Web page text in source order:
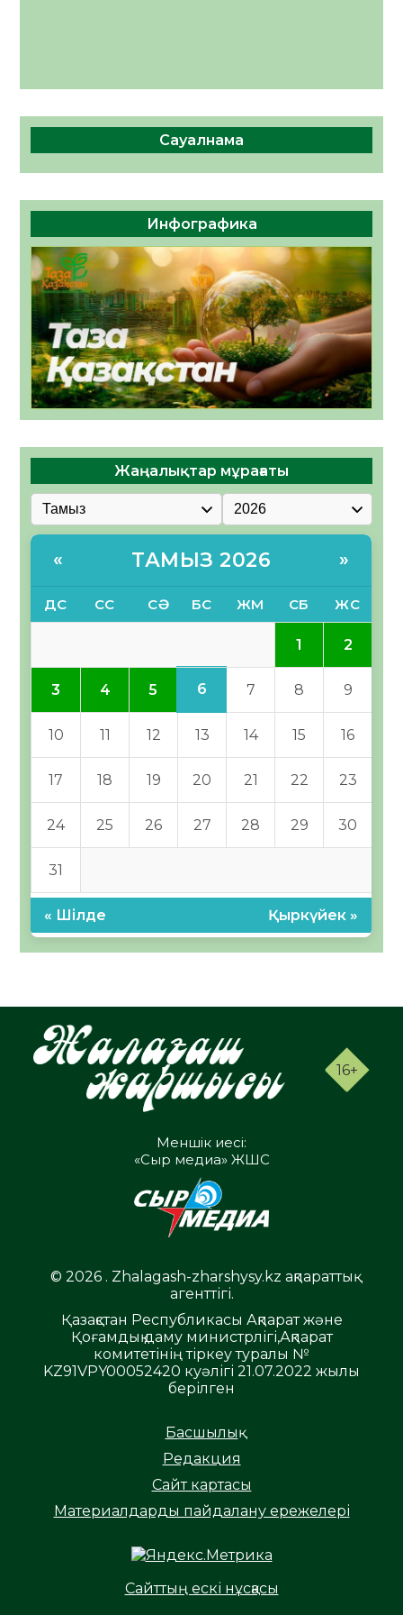
Сауалнама
Инфографика
Жаңалықтар мұрағаты
« ТАМЫЗ 2026 »
ДС СС СӘ БС ЖМ СБ ЖС
1 2
3 4 5 6 7 8 9
10 11 12 13 14 15 16
17 18 19 20 21 22 23
24 25 26 27 28 29 30
31
« Шілде Қыркүйек »
16+
Меншік иесі:
«Сыр медиа» ЖШС
© 2026 . Zhalagash-zharshysy.kz ақпараттық
агенттігі.
Қазақстан Республикасы Ақпарат және
Қоғамдық даму министрлігі,Ақпарат
комитетінің тіркеу туралы №
KZ91VPY00052420 куәлігі 21.07.2022 жылы
берілген
Басшылық
Редакция
Сайт картасы
Материалдарды пайдалану ережелері
Сайттың ескі нұсқасы